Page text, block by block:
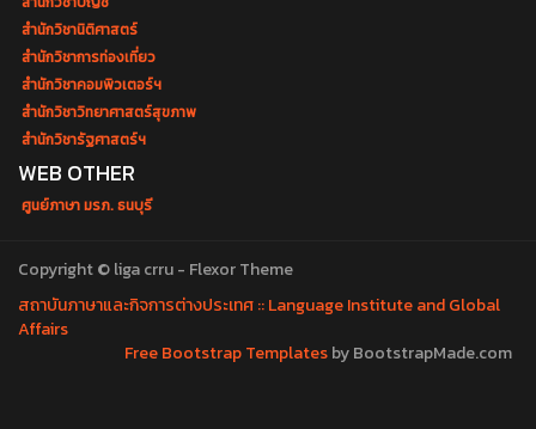
สำนักวิชานิติศาสตร์
สำนักวิชาการท่องเที่ยว
สำนักวิชาคอมพิวเตอร์ฯ
สำนักวิชาวิทยาศาสตร์สุขภาพ
สำนักวิชารัฐศาสตร์ฯ
WEB OTHER
ศูนย์ภาษา มรภ. ธนบุรี
Copyright © liga crru - Flexor Theme
สถาบันภาษาและกิจการต่างประเทศ :: Language Institute and Global
Affairs
Free Bootstrap Templatesby BootstrapMade.com